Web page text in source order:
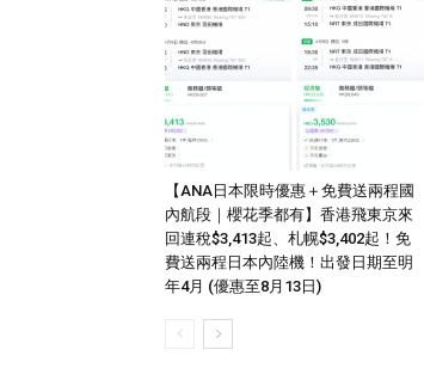
【ANA日本限時優惠＋免費送兩程國
內航段｜櫻花季都有】香港飛東京來
回連稅$3,413起、札幌$3,402起！免
費送兩程日本內陸機！出發日期至明
年4月 (優惠至8月13日)